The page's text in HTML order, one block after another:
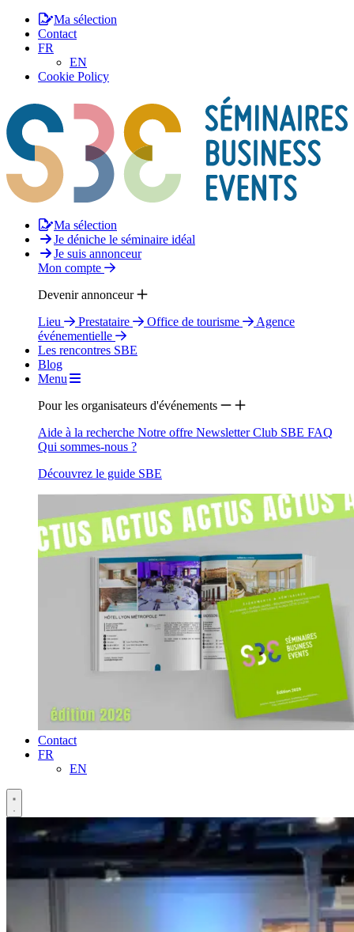
Ma sélection
Contact
FR
EN
Cookie Policy
Ma sélection
Je déniche le séminaire idéal
Je suis annonceur
Mon compte
Devenir annonceur
Lieu
Prestataire Office de tourisme
Agence
événementielle
Les rencontres SBE
Blog
Menu
Pour les organisateurs d'événements
Aide à la recherche Notre offre NewsletterClub SBE FAQ
Qui sommes-nous ?
Découvrez le guide SBE
Contact
FR
EN